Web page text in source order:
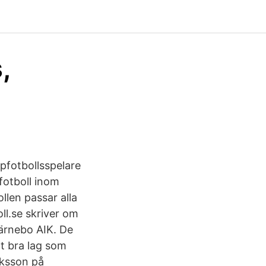
inom
passar alla
skriver om
AIK. De
bra lag som
på